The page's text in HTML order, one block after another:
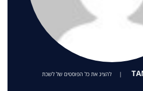
|
להציג את כל הפוסטים של לשכת